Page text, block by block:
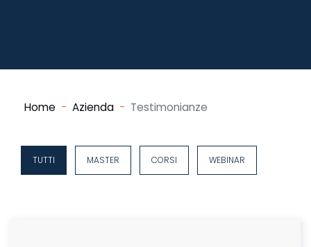
Home Azienda Testimonianze
TUTTI MASTER CORSI WEBINAR